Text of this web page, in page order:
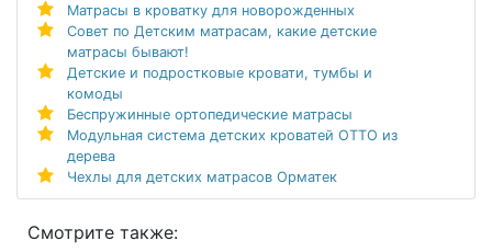
Матрасы в кроватку для новорожденных
Совет по Детским матрасам, какие детские
матрасы бывают!
Детские и подростковые кровати, тумбы и
комоды
Беспружинные ортопедические матрасы
Модульная система детских кроватей ОТТО из
дерева
Чехлы для детских матрасов Орматек
Смотрите также: